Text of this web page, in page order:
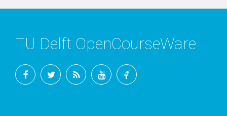
TU Delft OpenCourseWare